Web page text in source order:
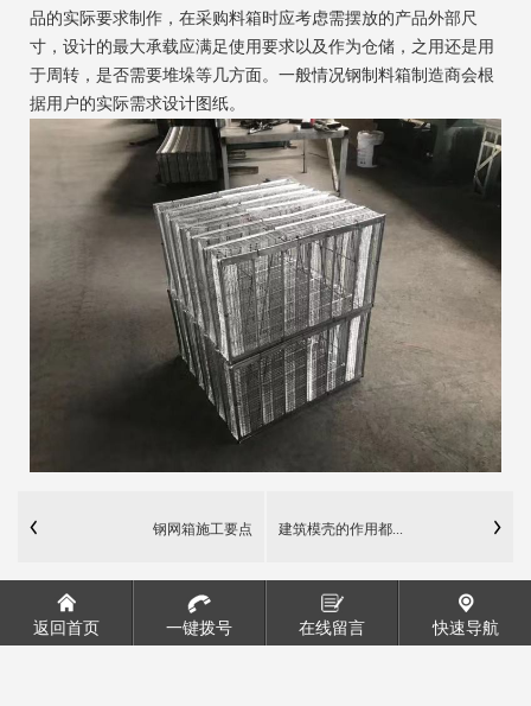
品的实际要求制作，在采购料箱时应考虑需摆放的产品外部尺
寸，设计的最大承载应满足使用要求以及作为仓储，之用还是用
于周转，是否需要堆垛等几方面。一般情况钢制料箱制造商会根
据用户的实际需求设计图纸。
钢网箱施工要点 建筑模壳的作用都...
返回首页 一键拨号 在线留言 快速导航